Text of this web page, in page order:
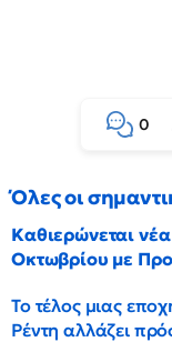
0
Όλες οι
Καθιερώνεται
Οκτωβρίου με
Το τέλος μιας
Ρέντη αλλάζει